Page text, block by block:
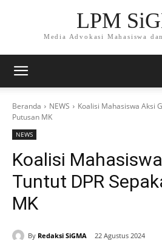
LPM
Media Advokasi Mahasiswa
Beranda NEWS
Koalisi Mahasiswa Aksi
Putusan MK
NEWS
Koalisi
Tuntut DPR
MK
By Redaksi SiGMA 22 Agustus 2024